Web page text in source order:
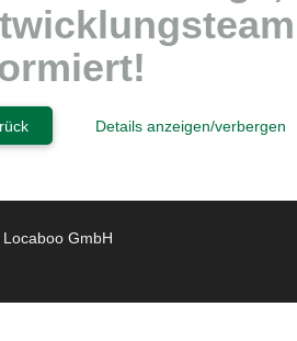
Details anzeigen/verbergen
GmbH